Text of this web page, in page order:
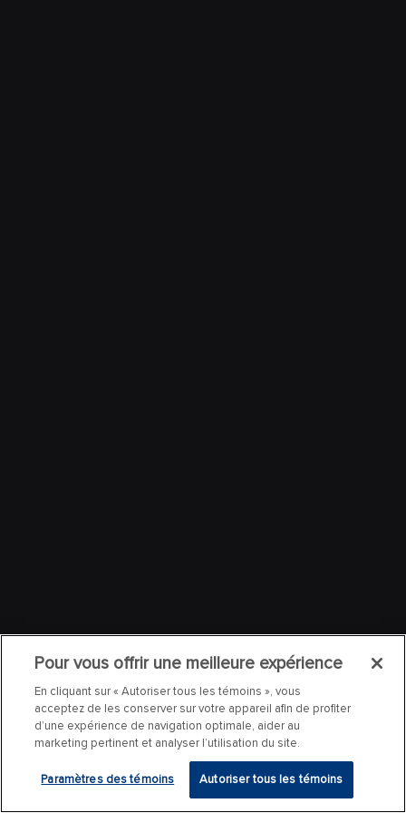
Pour vous offrir une meilleure expérience
En cliquant sur « Autoriser tous les témoins », vous
acceptez de les conserver sur votre appareil afin de profiter
d’une expérience de navigation optimale, aider au
marketing pertinent et analyser l’utilisation du site.
Paramètres des témoins Autoriser tous les témoins